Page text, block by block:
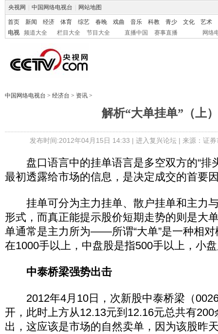
央视网 中国网络电视台 网站地图
首页 新闻 经济 体育 综艺 春晚 戏曲 音乐 科教 青少 文化
艺术
电视
频道大全 栏目大全 节目大全 直播中国 赛事直播 网络
中国网络电视台 > 经济台 > 资讯 >
解析“大单挂单”（上）
发布时间:2012年04月15日 14:33 | 进入复兴论坛| 来源：证
盘口语言中的挂单语言是多空双方的“排
最初透露给市场的信息，是决定成交的首要
挂单可分为主力挂单、散户挂单和主力
形式，而真正能提示股价短期走势的则是大
单通常是主力所为——所谓“大单”是一种相
在1000手以上，中盘股是指500手以上，小
中泰桥梁强势出击
2012年4月10日，次新股中泰桥梁（
开，此时上方从12.13元到12.16元总共有
出，这应该是市场的自然卖单，因为该股昨